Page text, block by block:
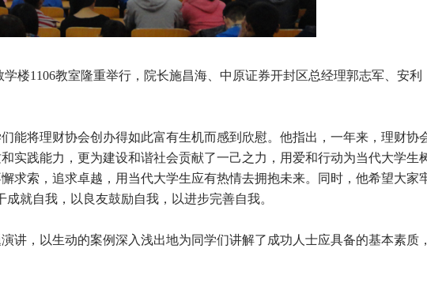
楼1106教室隆重举行，院长施昌海、中原证券开封区总经理郭志军、安利
将理财协会创办得如此富有生机而感到欣慰。他指出，一年来，理财协
实践能力，更为建设和谐社会贡献了一己之力，用爱和行动为当代大学生
求索，追求卓越，用当代大学生应有热情去拥抱未来。同时，他希望大家
就自我，以良友鼓励自我，以进步完善自我。
，以生动的案例深入浅出地为同学们讲解了成功人士应具备的基本素质